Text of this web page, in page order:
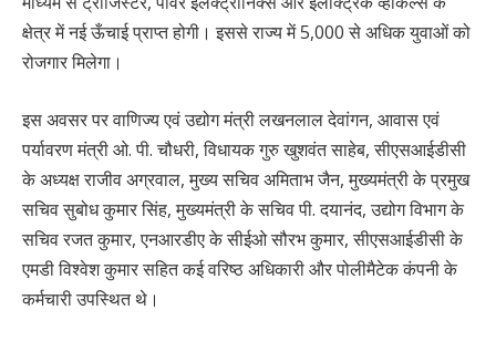
क्षेत्र में नई ऊँचाई प्राप्त होगी। इससे राज्य में 5,000 से अधिक युवाओं को
रोजगार मिलेगा।
इस अवसर पर वाणिज्य एवं उद्योग मंत्री लखनलाल देवांगन, आवास एवं
पर्यावरण मंत्री ओ. पी. चौधरी, विधायक गुरु खुशवंत साहेब, सीएसआईडीसी
के अध्यक्ष राजीव अग्रवाल, मुख्य सचिव अमिताभ जैन, मुख्यमंत्री के प्रमुख
सचिव सुबोध कुमार सिंह, मुख्यमंत्री के सचिव पी. दयानंद, उद्योग विभाग के
सचिव रजत कुमार, एनआरडीए के सीईओ सौरभ कुमार, सीएसआईडीसी के
एमडी विश्वेश कुमार सहित कई वरिष्ठ अधिकारी और पोलीमैटेक कंपनी के
कर्मचारी उपस्थित थे।